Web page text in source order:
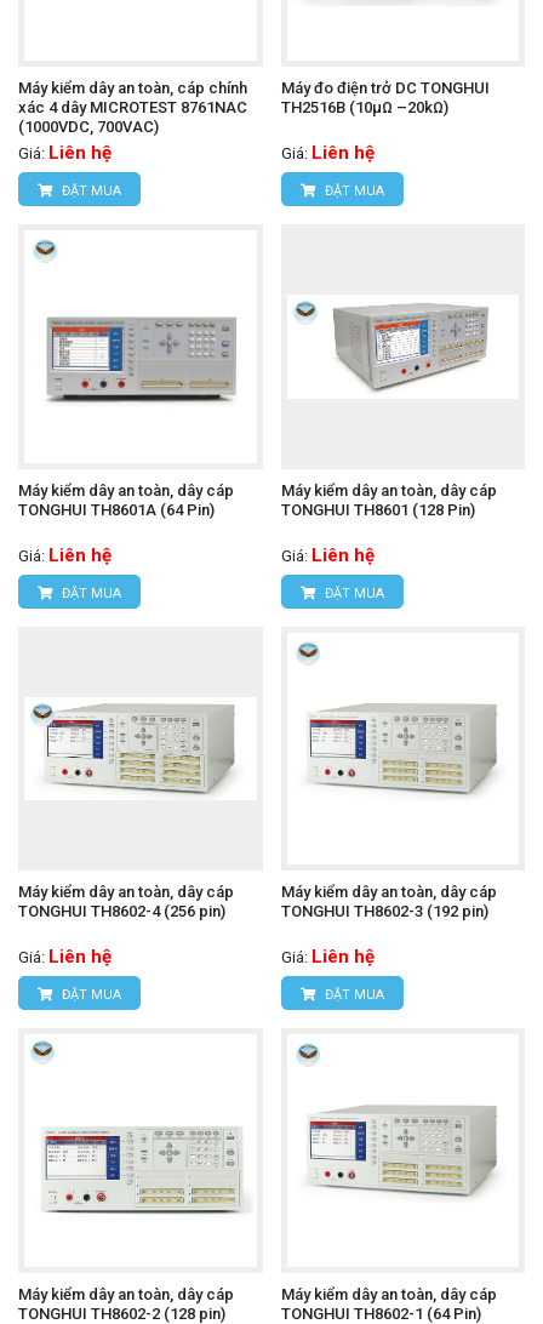
Máy kiểm dây an toàn, cáp chính
xác 4 dây MICROTEST 8761NAC
(1000VDC, 700VAC)
Giá: Liên hệ
ĐẶT MUA
Máy đo điện trở DC TONGHUI
TH2516B (10μΩ –20kΩ)
Giá: Liên hệ
ĐẶT MUA
Máy kiểm dây an toàn, dây cáp
TONGHUI TH8601A (64 Pin)
Giá: Liên hệ
ĐẶT MUA
Máy kiểm dây an toàn, dây cáp
TONGHUI TH8601 (128 Pin)
Giá: Liên hệ
ĐẶT MUA
Máy kiểm dây an toàn, dây cáp
TONGHUI TH8602-4 (256 pin)
Giá: Liên hệ
ĐẶT MUA
Máy kiểm dây an toàn, dây cáp
TONGHUI TH8602-3 (192 pin)
Giá: Liên hệ
ĐẶT MUA
Máy kiểm dây an toàn, dây cáp
TONGHUI TH8602-2 (128 pin)
Máy kiểm dây an toàn, dây cáp
TONGHUI TH8602-1 (64 Pin)